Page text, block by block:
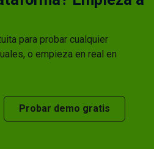
para probar cualquier
o empieza en real en
Probar demo gratis